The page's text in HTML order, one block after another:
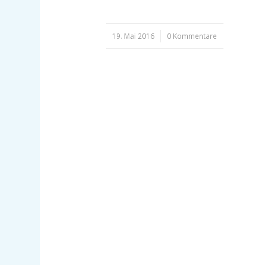
19. Mai 2016
/ 0 Kommentare